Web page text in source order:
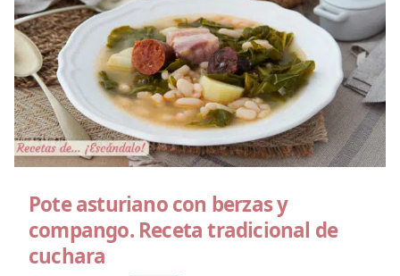
Pote asturiano con berzas y
compango. Receta tradicional de
cuchara